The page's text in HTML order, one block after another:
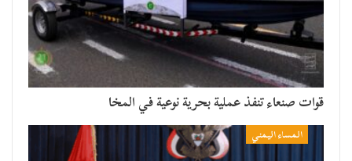
قوات صنعاء تنفذ عملية بحرية نوعية في المخا
المساء اليمني